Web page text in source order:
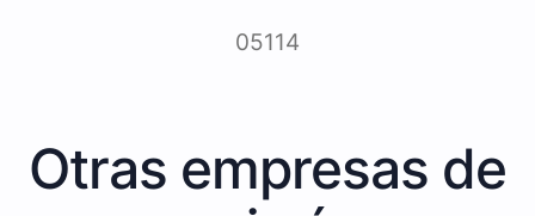
05114
Otras empresas de